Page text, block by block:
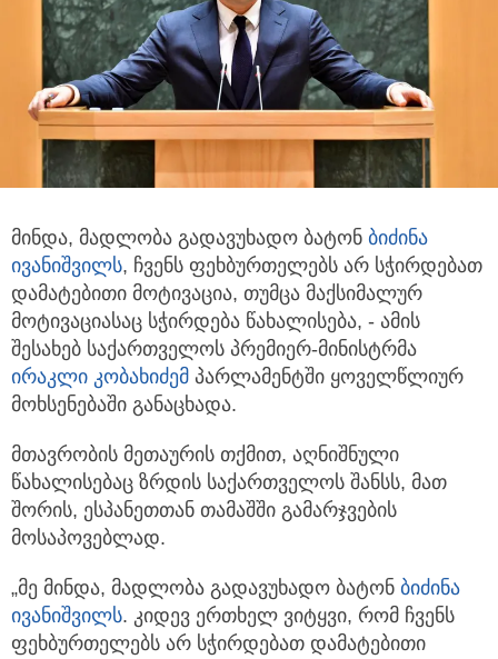
მინდა, მადლობა გადავუხადო ბატონ ბიძინა
ივანიშვილს, ჩვენს ფეხბურთელებს არ სჭირდებათ
დამატებითი მოტივაცია, თუმცა მაქსიმალურ
მოტივაციასაც სჭირდება წახალისება, - ამის
შესახებ საქართველოს პრემიერ-მინისტრმა
ირაკლი კობახიძემ პარლამენტში ყოველწლიურ
მოხსენებაში განაცხადა.
მთავრობის მეთაურის თქმით, აღნიშნული
წახალისებაც ზრდის საქართველოს შანსს, მათ
შორის, ესპანეთთან თამაშში გამარჯვების
მოსაპოვებლად.
„მე მინდა, მადლობა გადავუხადო ბატონ ბიძინა
ივანიშვილს. კიდევ ერთხელ ვიტყვი, რომ ჩვენს
ფეხბურთელებს არ სჭირდებათ დამატებითი